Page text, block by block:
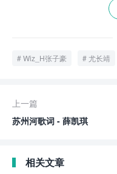
Wiz_H张子豪 尤长靖
上一篇
苏州河歌词 - 薛凯琪
相关文章